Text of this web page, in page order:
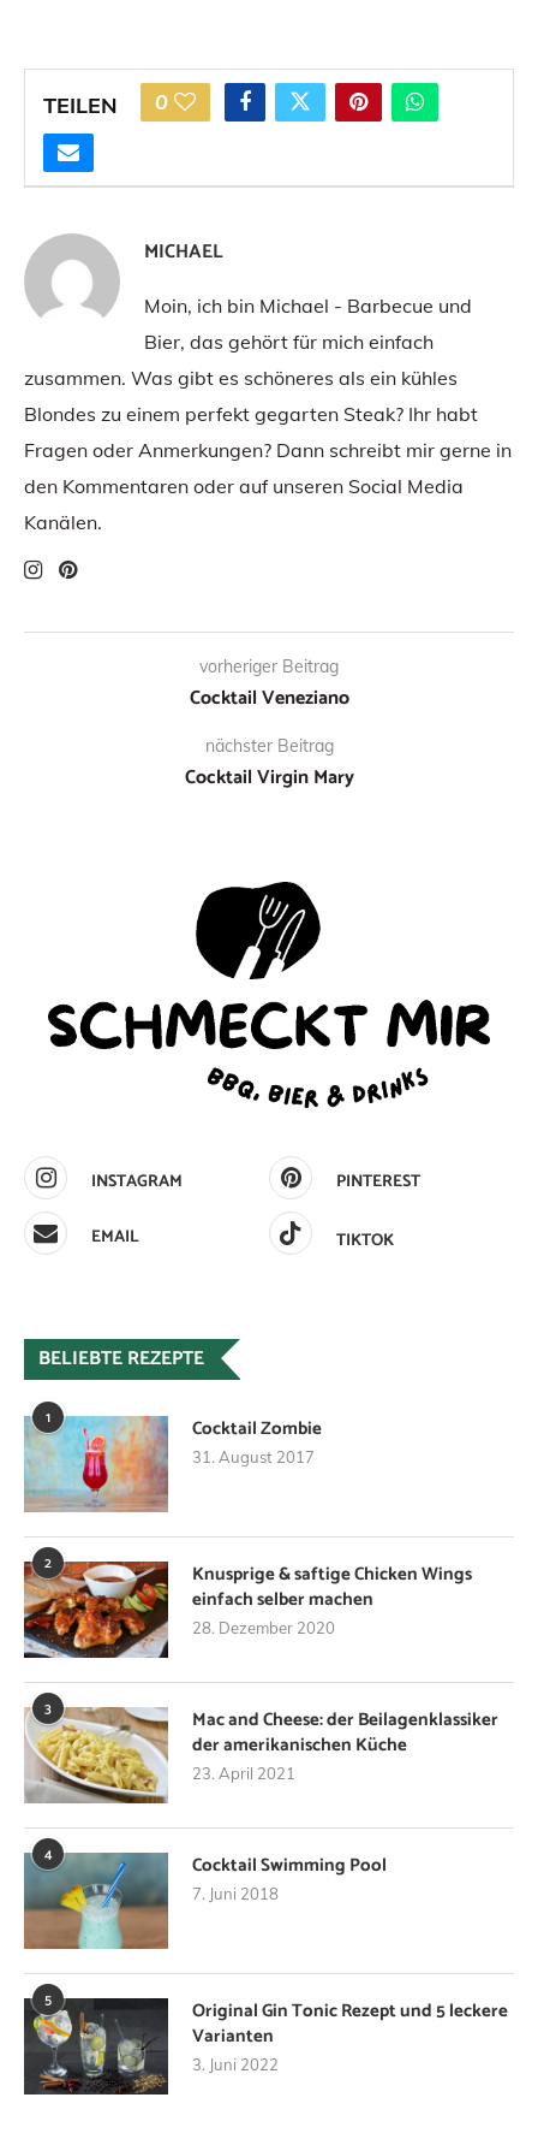
TEILEN 0
MICHAEL
Moin, ich bin Michael - Barbecue und
Bier, das gehört für mich einfach
zusammen. Was gibt es schöneres als ein kühles
Blondes zu einem perfekt gegarten Steak? Ihr habt
Fragen oder Anmerkungen? Dann schreibt mir gerne in
den Kommentaren oder auf unseren Social Media
Kanälen.
vorheriger Beitrag
Cocktail Veneziano
nächster Beitrag
Cocktail Virgin Mary
INSTAGRAM
PINTEREST
EMAIL
TIKTOK
BELIEBTE REZEPTE
1 Cocktail Zombie
31. August 2017
2
Knusprige & saftige Chicken Wings
einfach selber machen
28. Dezember 2020
3
Mac and Cheese: der Beilagenklassiker
der amerikanischen Küche
23. April 2021
4 Cocktail Swimming Pool
7. Juni 2018
5
Original Gin Tonic Rezept und 5 leckere
Varianten
3. Juni 2022